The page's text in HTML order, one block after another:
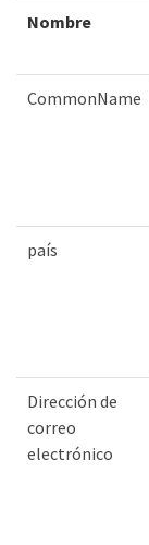
Nombre
CommonName
país
Dirección de
correo
electrónico